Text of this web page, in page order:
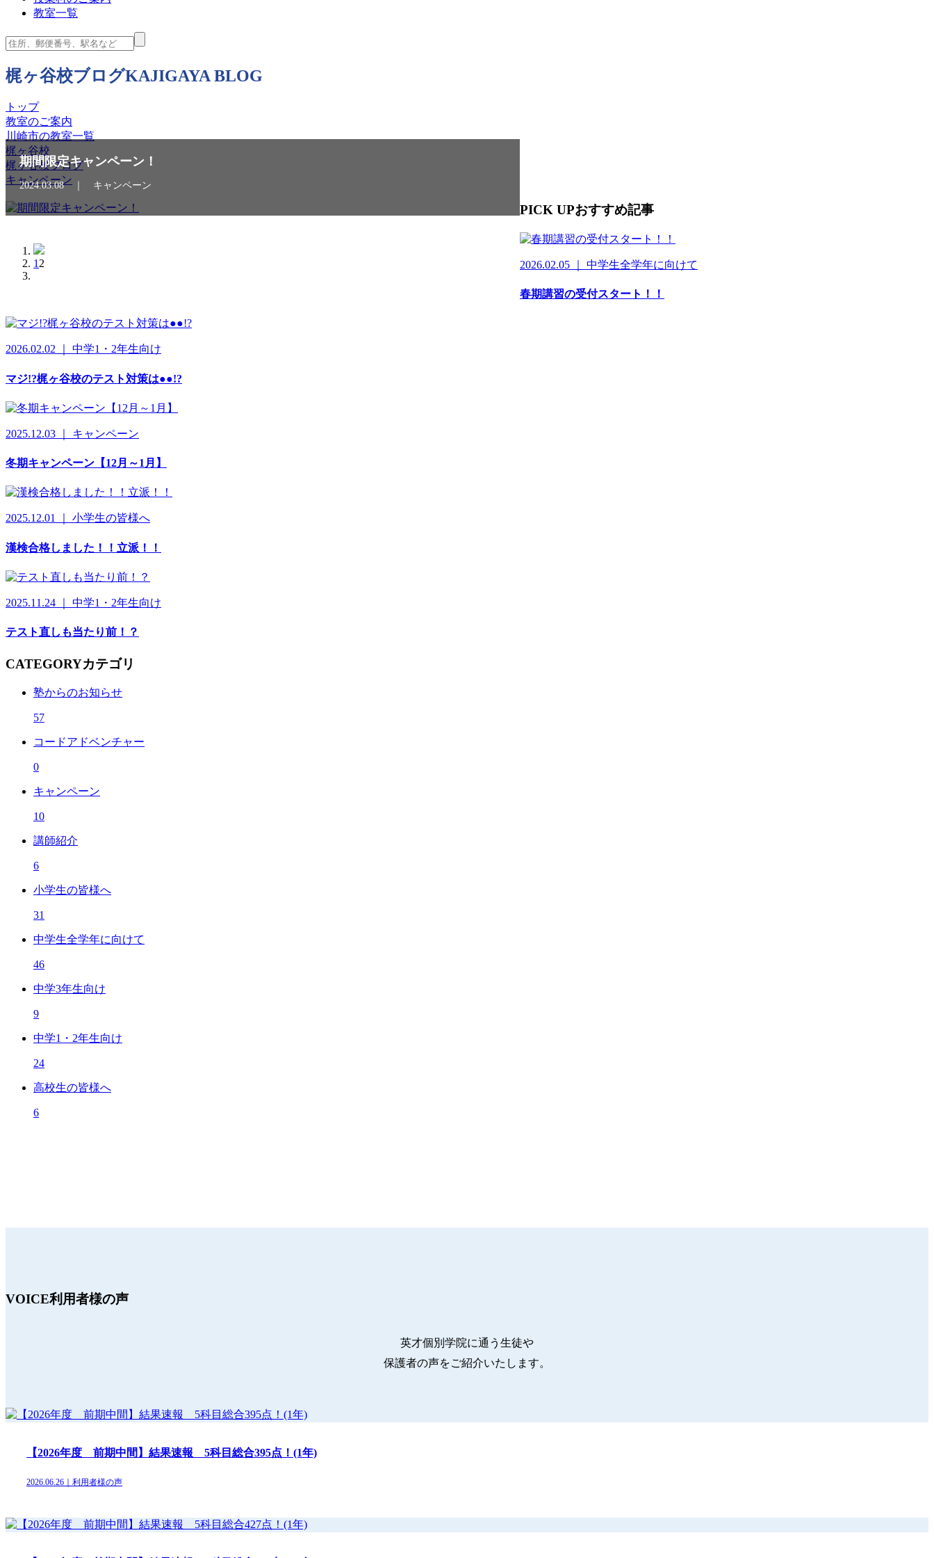
教室一覧
梶ヶ谷校ブログKAJIGAYA BLOG
トップ
教室のご案内
川崎市の教室一覧
梶ヶ谷校
梶ヶ谷校ブログ
キャンペーン
期間限定キャンペーン！
2024.03.08 ｜ キャンペーン
1 2
PICK UPおすすめ記事
2026.02.05 ｜ 中学生全学年に向けて
春期講習の受付スタート！！
2026.02.02 ｜ 中学1・2年生向け
マジ!?梶ヶ谷校のテスト対策は●●!?
2025.12.03 ｜ キャンペーン
冬期キャンペーン【12月～1月】
2025.12.01 ｜ 小学生の皆様へ
漢検合格しました！！立派！！
2025.11.24 ｜ 中学1・2年生向け
テスト直しも当たり前！？
CATEGORYカテゴリ
塾からのお知らせ
57
コードアドベンチャー
0
キャンペーン
10
講師紹介
6
小学生の皆様へ
31
中学生全学年に向けて
46
中学3年生向け
9
中学1・2年生向け
24
高校生の皆様へ
6
VOICE利用者様の声
英才個別学院に通う生徒や
保護者の声をご紹介いたします。
【2026年度 前期中間】結果速報 5科目総合395点！(1年)
2026.06.26｜利用者様の声